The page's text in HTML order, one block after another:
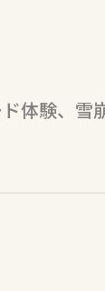
体験、